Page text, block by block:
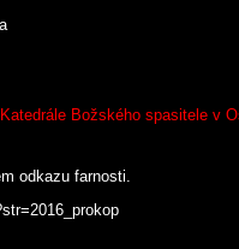
Katedrále Božského spasitele v
odkazu farnosti.